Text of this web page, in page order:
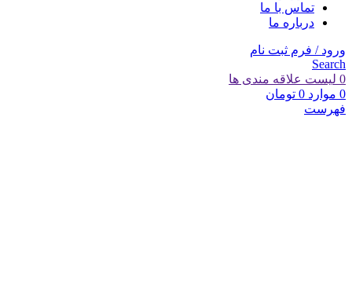
تماس با ما
درباره ما
ورود / فرم ثبت نام
Search
0 لیست علاقه مندی ها
0 موارد 0 تومان
فهرست